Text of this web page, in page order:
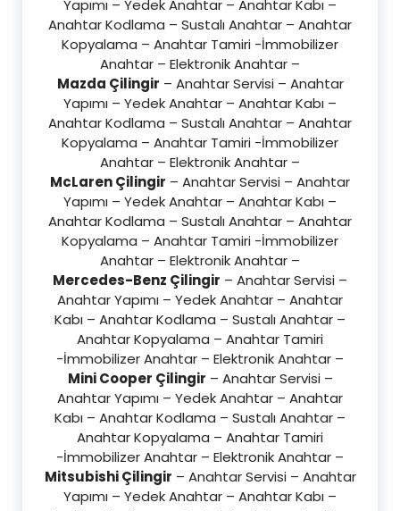
Yapımı – Yedek Anahtar – Anahtar Kabı –
Anahtar Kodlama – Sustalı Anahtar – Anahtar
Kopyalama – Anahtar Tamiri -İmmobilizer
Anahtar – Elektronik Anahtar –
Mazda Çilingir – Anahtar Servisi – Anahtar
Yapımı – Yedek Anahtar – Anahtar Kabı –
Anahtar Kodlama – Sustalı Anahtar – Anahtar
Kopyalama – Anahtar Tamiri -İmmobilizer
Anahtar – Elektronik Anahtar –
McLaren Çilingir – Anahtar Servisi – Anahtar
Yapımı – Yedek Anahtar – Anahtar Kabı –
Anahtar Kodlama – Sustalı Anahtar – Anahtar
Kopyalama – Anahtar Tamiri -İmmobilizer
Anahtar – Elektronik Anahtar –
Mercedes-Benz Çilingir – Anahtar Servisi –
Anahtar Yapımı – Yedek Anahtar – Anahtar
Kabı – Anahtar Kodlama – Sustalı Anahtar –
Anahtar Kopyalama – Anahtar Tamiri
-İmmobilizer Anahtar – Elektronik Anahtar –
Mini Cooper Çilingir – Anahtar Servisi –
Anahtar Yapımı – Yedek Anahtar – Anahtar
Kabı – Anahtar Kodlama – Sustalı Anahtar –
Anahtar Kopyalama – Anahtar Tamiri
-İmmobilizer Anahtar – Elektronik Anahtar –
Mitsubishi Çilingir – Anahtar Servisi – Anahtar
Yapımı – Yedek Anahtar – Anahtar Kabı –